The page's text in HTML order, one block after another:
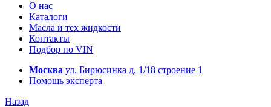
О нас
Каталоги
Масла и тех жидкости
Контакты
Подбор по VIN
Москва ул. Бирюсинка д. 1/18 строение 1
Помощь эксперта
Назад